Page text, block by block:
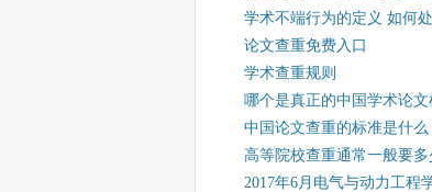
学术不端行为的定义 如何
论文查重免费入口
学术查重规则
哪个是真正的中国学术论文
中国论文查重的标准是什
高等院校查重通常一般要多
2017年6月电气与动力工程